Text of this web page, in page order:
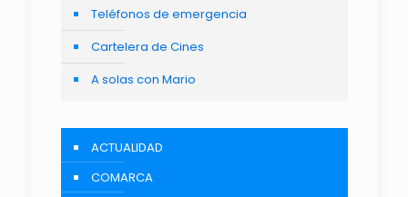
Teléfonos de emergencia
Cartelera de Cines
A solas con Mario
ACTUALIDAD
COMARCA